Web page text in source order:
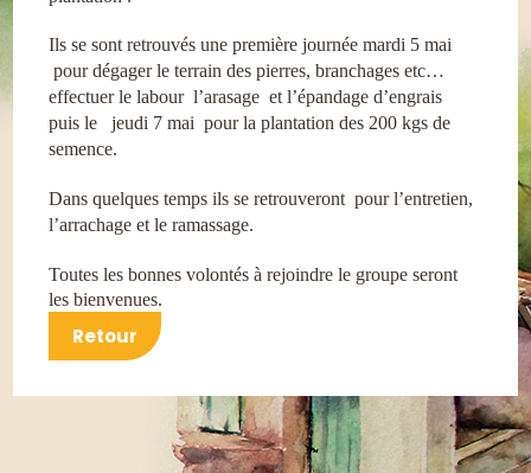
Ils se sont retrouvés une première journée mardi 5 mai
pour dégager le terrain des pierres, branchages etc…
effectuer le labour l’arasage et l’épandage d’engrais
puis le
jeudi 7 mai pour la plantation des 200 kgs de
semence.
Dans quelques temps ils se retrouverontpour l’entretien,
l’arrachage et le ramassage.
Toutes les bonnes volontés à rejoindre le groupe seront
les bienvenues.
Retour